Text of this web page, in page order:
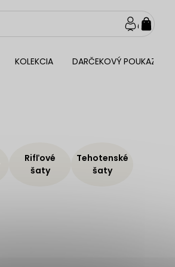
KOLEKCIA DARČEKOVÝ POUKAZ
Rifľové
šaty
Tehotenské
šaty